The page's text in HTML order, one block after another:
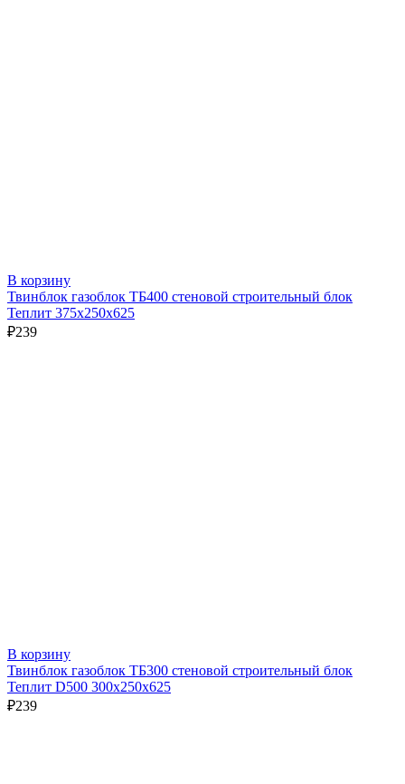
В корзину
Твинблок газоблок ТБ400 стеновой строительный блок
Теплит 375х250х625
₽239
В корзину
Твинблок газоблок ТБ300 стеновой строительный блок
Теплит D500 300х250х625
₽239